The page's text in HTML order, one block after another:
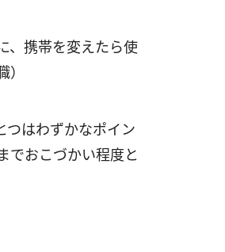
、携帯を変えたら使
つはわずかなポイン
でおこづかい程度と